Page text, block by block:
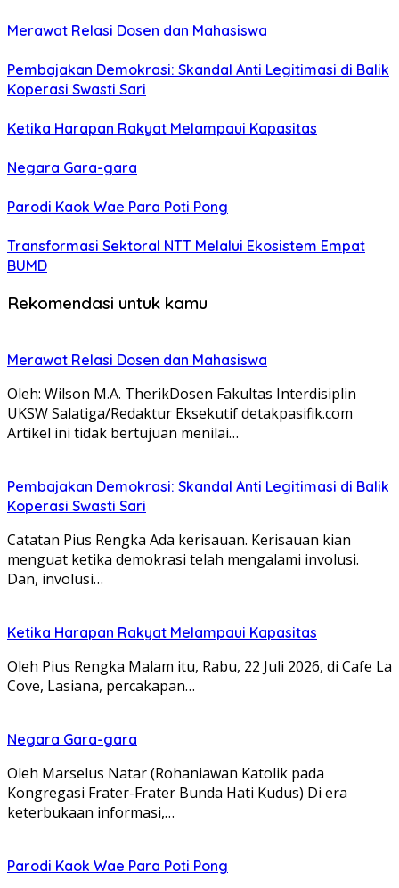
Merawat Relasi Dosen dan Mahasiswa
Pembajakan Demokrasi: Skandal Anti Legitimasi di Balik
Koperasi Swasti Sari
Ketika Harapan Rakyat Melampaui Kapasitas
Negara Gara-gara
Parodi Kaok Wae Para Poti Pong
Transformasi Sektoral NTT Melalui Ekosistem Empat
BUMD
Rekomendasi untuk kamu
Merawat Relasi Dosen dan Mahasiswa
Oleh: Wilson M.A. TherikDosen Fakultas Interdisiplin
UKSW Salatiga/Redaktur Eksekutif detakpasifik.com
Artikel ini tidak bertujuan menilai…
Pembajakan Demokrasi: Skandal Anti Legitimasi di Balik
Koperasi Swasti Sari
Catatan Pius Rengka Ada kerisauan. Kerisauan kian
menguat ketika demokrasi telah mengalami involusi.
Dan, involusi…
Ketika Harapan Rakyat Melampaui Kapasitas
Oleh Pius Rengka Malam itu, Rabu, 22 Juli 2026, di Cafe La
Cove, Lasiana, percakapan…
Negara Gara-gara
Oleh Marselus Natar (Rohaniawan Katolik pada
Kongregasi Frater-Frater Bunda Hati Kudus) Di era
keterbukaan informasi,…
Parodi Kaok Wae Para Poti Pong